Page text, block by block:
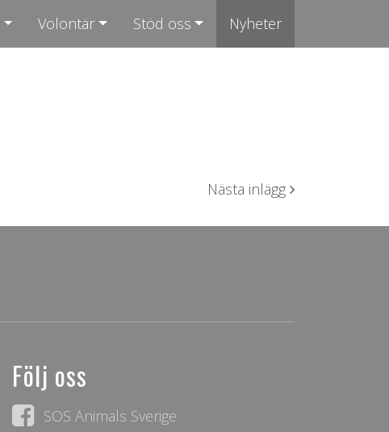
Volontär Stöd oss Nyheter
Nästa inlägg
Följ oss
SOS Animals Sverige